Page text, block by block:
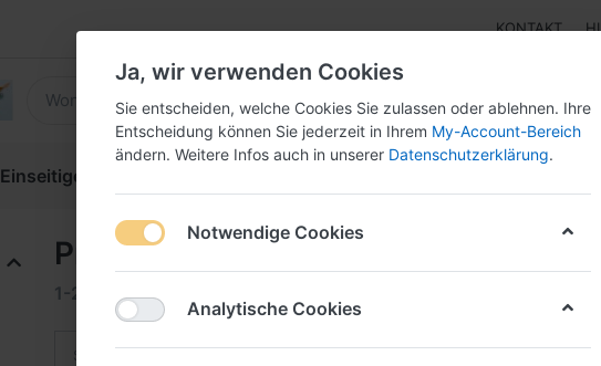
KONTAKT
Einseitige Klebebänder
Produkte markiert mit
1-24 von65
Sortiere nach Name: A bis Z
Ja, wir verwenden Cookies
Sie entscheiden, welche Cookies Sie zulassen oder ablehnen. Ihre
Entscheidung können Sie jederzeit in Ihrem My-Account-Bereich
ändern. Weitere Infos auch in unserer Datenschutzerklärung.
Notwendige Cookies
Analytische Cookies